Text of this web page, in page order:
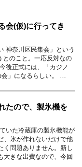
会(仮)に行ってき
神奈川区民集会」という
とのこと。一応反対なの
後正式には、「カジノ
」になるらしい。 …
たので、製氷機を
いた冷蔵庫の製氷機能が
、氷が作れないだけで他
く問題ありません。新し
大きな出費なので、今回